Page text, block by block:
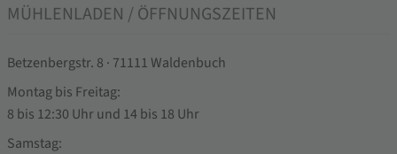
MÜHLENLADEN / ÖFFNUNGSZEITEN
Betzenbergstr. 8 · 71111 Waldenbuch
Montag bis Freitag:
8 bis 12:30 Uhr und 14 bis 18 Uhr
Samstag: